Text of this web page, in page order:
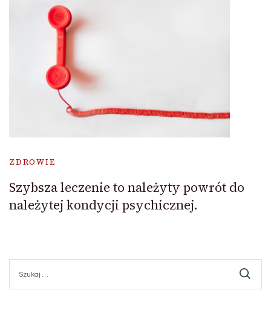
ZDROWIE
Szybsza leczenie to należyty powrót do
należytej kondycji psychicznej.